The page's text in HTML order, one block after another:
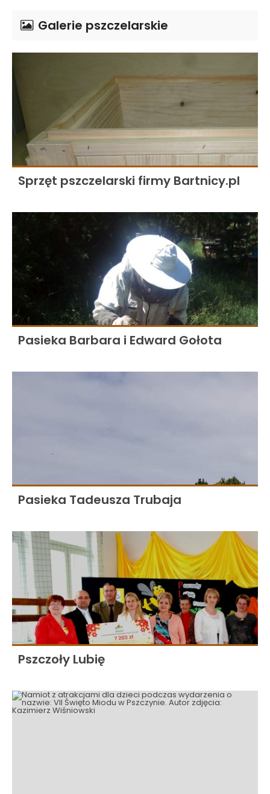
Galerie pszczelarskie
Sprzęt pszczelarski firmy Bartnicy.pl
Pasieka Barbara i Edward Gołota
Pasieka Tadeusza Trubaja
Pszczoły Lubię